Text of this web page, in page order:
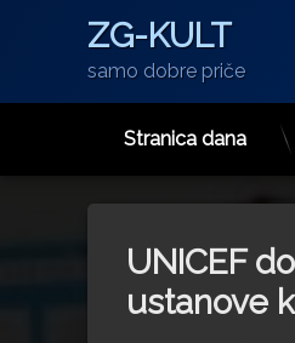
ZG-KULT
samo dobre priče
Stranica dana
UNICEF
ustanove